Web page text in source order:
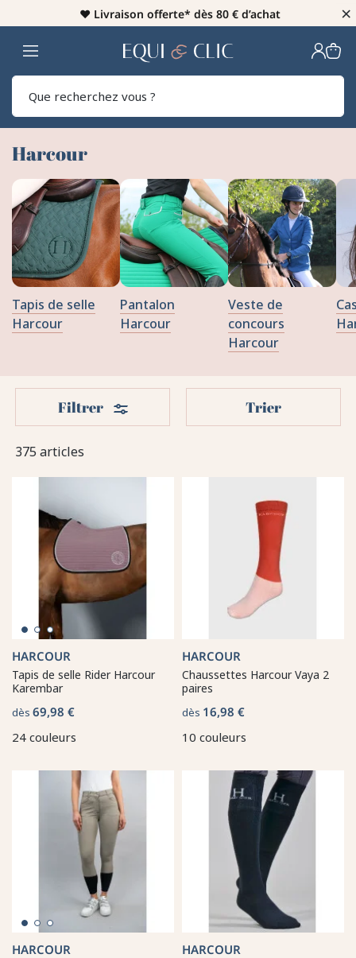
♥️ Livraison offerte* dès 80 € d’achat ×
Home
Harcour
Tapis de selle
Harcour
Pantalon
Harcour
Veste de
concours
Harcour
375 articles
Filtrer Filters Trier
HARCOUR
Tapis de selle Rider Harcour
Karembar
dès 69,98 €
24 couleurs
HARCOUR
Chaussettes Harcour Vaya 2
paires
dès 16,98 €
10 couleurs
HARCOUR HARCOUR